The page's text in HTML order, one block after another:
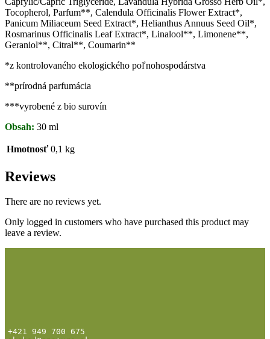
Tocopherol, Parfum**, Calendula Officinalis Flower Extract*,
Panicum Miliaceum Seed Extract*, Helianthus Annuus Seed Oil*,
Rosmarinus Officinalis Leaf Extract*, Linalool**, Limonene**,
Geraniol**, Citral**, Coumarin**
*z kontrolovaného ekologického poľnohospodárstva
**prírodná parfumácia
***vyrobené z bio surovín
Obsah: 30 ml
Hmotnosť 0,1 kg
Reviews
There are no reviews yet.
Only logged in customers who have purchased this product may
leave a review.
+421 949 700 675